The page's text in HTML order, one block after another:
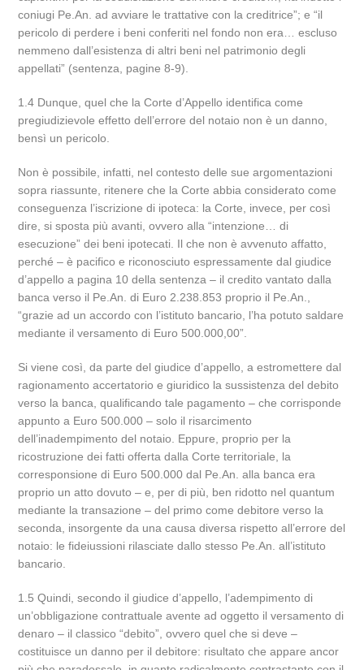
coniugi Pe.An. ad avviare le trattative con la creditrice”; e “il
pericolo di perdere i beni conferiti nel fondo non era… escluso
nemmeno dall’esistenza di altri beni nel patrimonio degli
appellati” (sentenza, pagine 8-9).
1.4 Dunque, quel che la Corte d’Appello identifica come
pregiudizievole effetto dell’errore del notaio non è un danno,
bensì un pericolo.
Non è possibile, infatti, nel contesto delle sue argomentazioni
sopra riassunte, ritenere che la Corte abbia considerato come
conseguenza l’iscrizione di ipoteca: la Corte, invece, per così
dire, si sposta più avanti, ovvero alla “intenzione… di
esecuzione” dei beni ipotecati. Il che non è avvenuto affatto,
perché – è pacifico e riconosciuto espressamente dal giudice
d’appello a pagina 10 della sentenza – il credito vantato dalla
banca verso il Pe.An. di Euro 2.238.853 proprio il Pe.An.,
“grazie ad un accordo con l’istituto bancario, l’ha potuto saldare
mediante il versamento di Euro 500.000,00”.
Si viene così, da parte del giudice d’appello, a estromettere dal
ragionamento accertatorio e giuridico la sussistenza del debito
verso la banca, qualificando tale pagamento – che corrisponde
appunto a Euro 500.000 – solo il risarcimento
dell’inadempimento del notaio. Eppure, proprio per la
ricostruzione dei fatti offerta dalla Corte territoriale, la
corresponsione di Euro 500.000 dal Pe.An. alla banca era
proprio un atto dovuto – e, per di più, ben ridotto nel quantum
mediante la transazione – del primo come debitore verso la
seconda, insorgente da una causa diversa rispetto all’errore del
notaio: le fideiussioni rilasciate dallo stesso Pe.An. all’istituto
bancario.
1.5 Quindi, secondo il giudice d’appello, l’adempimento di
un’obbligazione contrattuale avente ad oggetto il versamento di
denaro – il classico “debito”, ovvero quel che si deve –
costituisce un danno per il debitore: risultato che appare ancor